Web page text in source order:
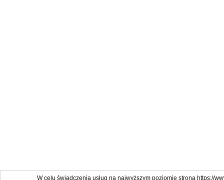
W celu świadczenia usług na najwyższym poziomie strona https://